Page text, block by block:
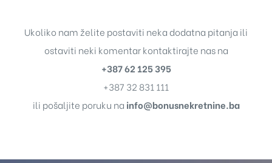
Ukoliko nam želite postaviti neka dodatna pitanja ili
ostaviti neki komentar kontaktirajte nas na
+387 62 125 395
+387 32 831 111
ili pošaljite poruku na info@bonusnekretnine.ba